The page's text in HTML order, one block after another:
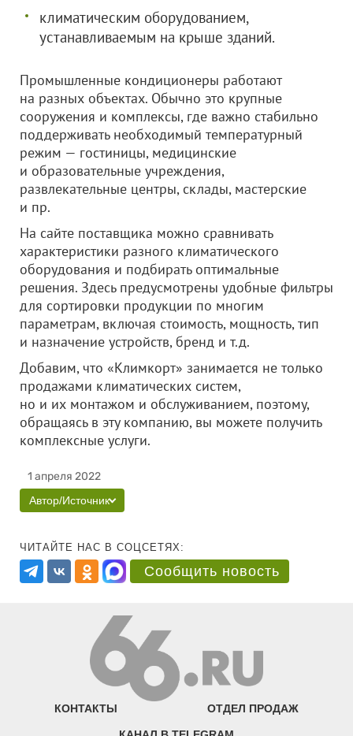
климатическим оборудованием,
устанавливаемым на крыше зданий.
Промышленные кондиционеры работают
на разных объектах. Обычно это крупные
сооружения и комплексы, где важно стабильно
поддерживать необходимый температурный
режим — гостиницы, медицинские
и образовательные учреждения,
развлекательные центры, склады, мастерские
и пр.
На сайте поставщика можно сравнивать
характеристики разного климатического
оборудования и подбирать оптимальные
решения. Здесь предусмотрены удобные фильтры
для сортировки продукции по многим
параметрам, включая стоимость, мощность, тип
и назначение устройств, бренд и т.д.
Добавим, что «Климкорт» занимается не только
продажами климатических систем,
но и их монтажом и обслуживанием, поэтому,
обращаясь в эту компанию, вы можете получить
комплексные услуги.
1 апреля 2022
Автор/Источник
ЧИТАЙТЕ НАС В СОЦСЕТЯХ:
Сообщить новость
КОНТАКТЫ ОТДЕЛ ПРОДАЖ